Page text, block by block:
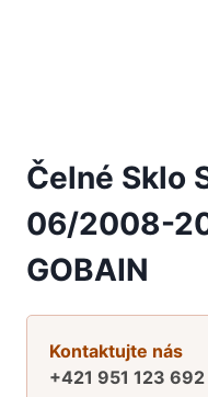
Čelné Sklo
06/2008-
GOBAIN
Kontaktujte nás
+421 951 123 692